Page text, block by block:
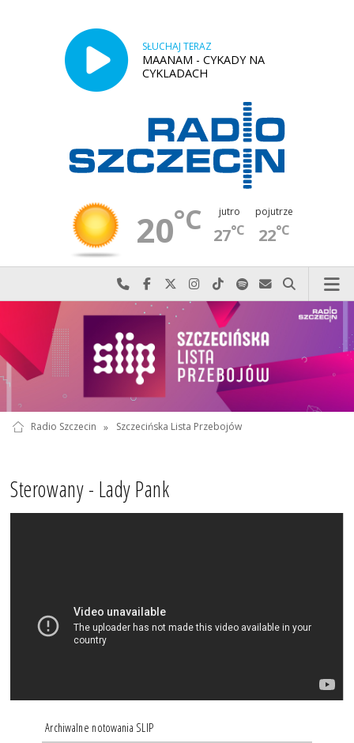
SŁUCHAJ TERAZ
MAANAM - CYKADY NA
CYKLADACH
20°C jutro
27°C
pojutrze
22°C
Najlepiej po prostu do nas zadzwoń
Odwiedź nas na Facebook-u
Odwiedź nas na X
Odwiedź nas na Instagram-ie
Odwiedź nas na TikTok-u
Szukaj nas na Spotify
Wyślij do nas
Szukaj
Radio Szczecin » Szczecińska Lista Przebojów
Sterowany - Lady Pank
Archiwalne notowania SLIP